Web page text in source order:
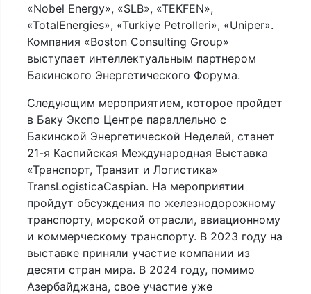
«Nobel Energy», «SLB», «TEKFEN»,
«TotalEnergies», «Turkiye Petrolleri», «Uniper».
Компания «Boston Consulting Group»
выступает интеллектуальным партнером
Бакинского Энергетического Форума.
Следующим мероприятием, которое пройдет
в Баку Экспо Центре параллельно с
Бакинской Энергетической Неделей, станет
21-я Каспийская Международная Выставка
«Транспорт, Транзит и Логистика»
TransLogisticaCaspian. На мероприятии
пройдут обсуждения по железнодорожному
транспорту, морской отрасли, авиационному
и коммерческому транспорту. В 2023 году на
выставке приняли участие компании из
десяти стран мира. В 2024 году, помимо
Азербайджана, свое участие уже